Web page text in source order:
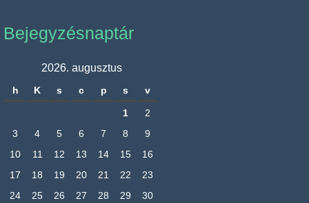
Bejegyzésnaptár
2026. augusztus
h K s c p s v
1
2
3
4 5 6 7 8
9
10
11 12 13 14 15
16
17
18 19 20 21 22
23
24
25 26 27 28 29
30